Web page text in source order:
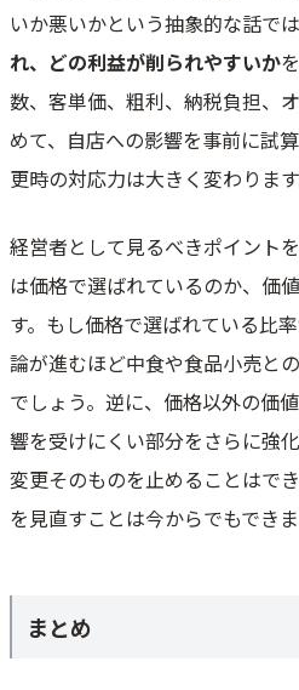
いか悪いかという抽象的な話では
れ、どの利益が削られやすいか
数、客単価、粗利、納税負担、
めて、自店への影響を事前に試
更時の対応力は大きく変わります
経営者として見るべきポイント
は価格で選ばれているのか、価
す。もし価格で選ばれている比
論が進むほど中食や食品小売と
でしょう。逆に、価格以外の価
響を受けにくい部分をさらに強
変更そのものを止めることはで
を見直すことは今からでもできま
まとめ